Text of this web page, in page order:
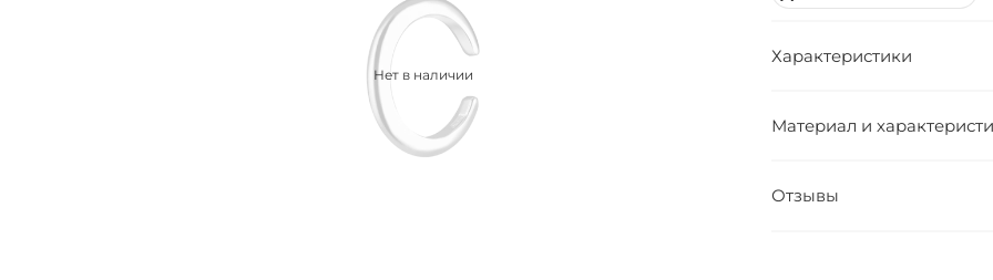
Нет в наличии
Характеристики
Материал и
Отзывы